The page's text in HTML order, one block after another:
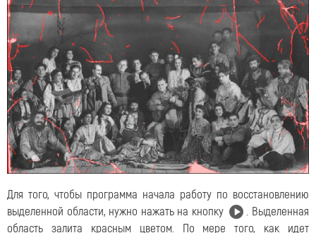
Для того, чтобы программа начала работу по восстановлению
выделенной области, нужно нажать на кнопку
. Выделенная
область залита красным цветом. По мере того, как идет